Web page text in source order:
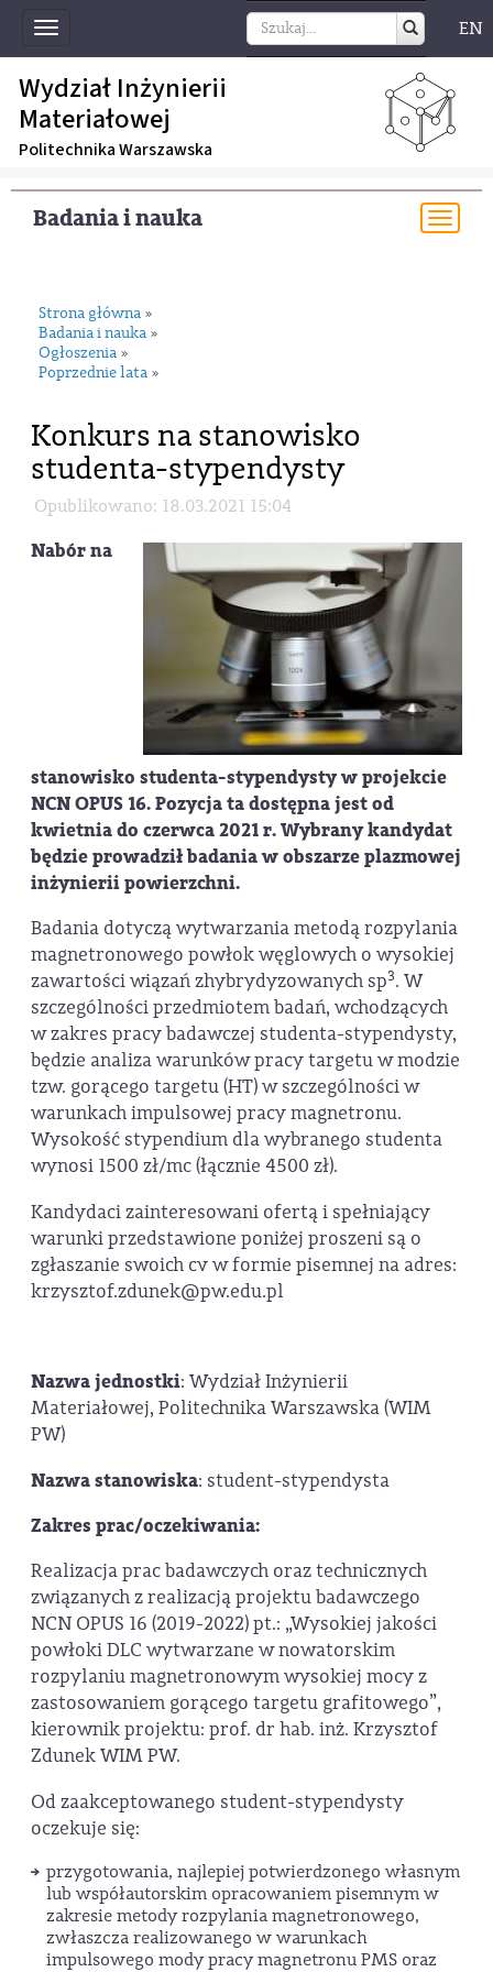
Toggle
navigation
EN
Wydział Inżynierii
Materiałowej
Politechnika Warszawska
Badania i nauka
Strona główna »
Badania i nauka »
Ogłoszenia »
Poprzednie lata »
Konkurs na stanowisko
studenta-stypendysty
Opublikowano: 18.03.2021 15:04
Nabór na
stanowisko studenta-stypendysty w projekcie
NCN OPUS 16. Pozycja ta dostępna jest od
kwietnia do czerwca 2021 r. Wybrany kandydat
będzie prowadził badania w obszarze plazmowej
inżynierii powierzchni.
Badania dotyczą wytwarzania metodą rozpylania
magnetronowego powłok węglowych o wysokiej
zawartości wiązań zhybrydyzowanych sp3. W
szczególności przedmiotem badań, wchodzących
w zakres pracy badawczej studenta-stypendysty,
będzie analiza warunków pracy targetu w modzie
tzw. gorącego targetu (HT) w szczególności w
warunkach impulsowej pracy magnetronu.
Wysokość stypendium dla wybranego studenta
wynosi 1500 zł/mc (łącznie 4500 zł).
Kandydaci zainteresowani ofertą i spełniający
warunki przedstawione poniżej proszeni są o
zgłaszanie swoich cv w formie pisemnej na adres:
krzysztof.zdunek@pw.edu.pl
Nazwa jednostki: Wydział Inżynierii
Materiałowej, Politechnika Warszawska (WIM
PW)
Nazwa stanowiska: student-stypendysta
Zakres prac/oczekiwania:
Realizacja prac badawczych oraz technicznych
związanych z realizacją projektu badawczego
NCN OPUS 16 (2019-2022) pt.: „Wysokiej jakości
powłoki DLC wytwarzane w nowatorskim
rozpylaniu magnetronowym wysokiej mocy z
zastosowaniem gorącego targetu grafitowego”,
kierownik projektu: prof. dr hab. inż. Krzysztof
Zdunek WIM PW.
Od zaakceptowanego student-stypendysty
oczekuje się:
przygotowania, najlepiej potwierdzonego własnym
lub współautorskim opracowaniem pisemnym w
zakresie metody rozpylania magnetronowego,
zwłaszcza realizowanego w warunkach
impulsowego mody pracy magnetronu PMS oraz